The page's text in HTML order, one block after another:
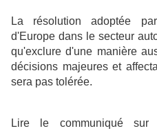
La résolution adoptée
d'Europe dans le secteur
qu'exclure d'une manière
décisions majeures et
sera pas tolérée.
Lire le communiqué